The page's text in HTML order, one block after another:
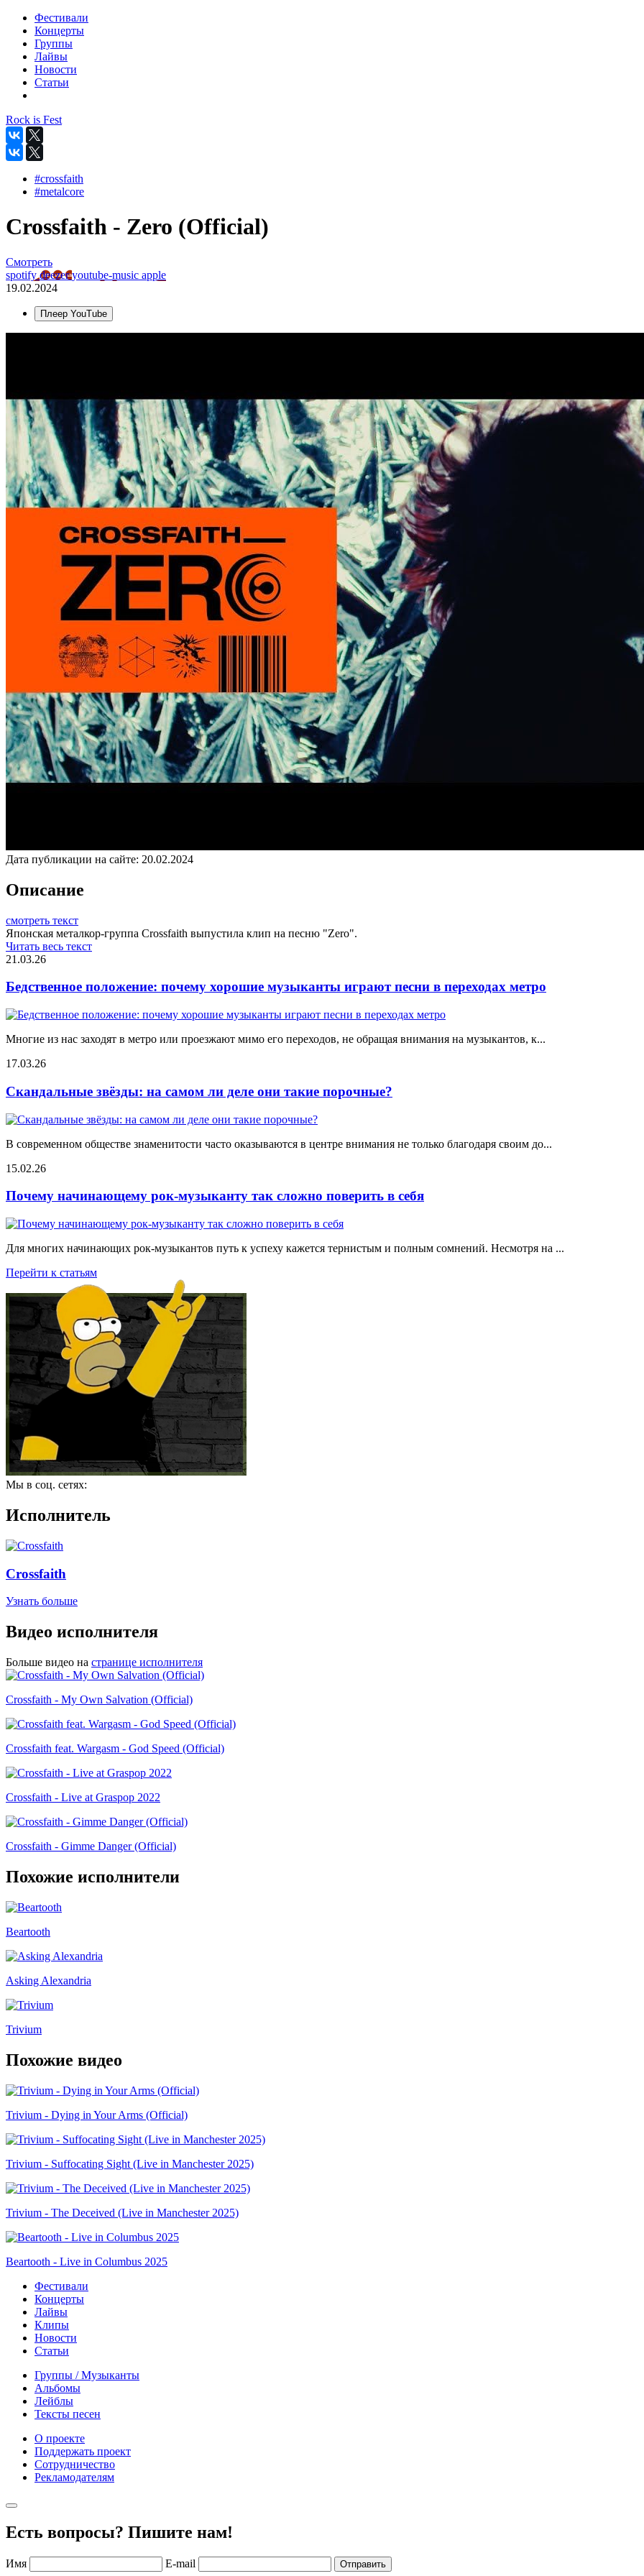
Фестивали
Концерты
Группы
Лайвы
Новости
Статьи
Rock is Fest
#crossfaith
#metalcore
Crossfaith - Zero (Official)
Смотреть
spotifydeezeryoutube-music apple
19.02.2024
Плеер YouTube
Дата публикации на сайте: 20.02.2024
Описание
смотреть текст
Японская металкор-группа Crossfaith выпустила клип на песню "Zero".
Читать весь текст
21.03.26
Бедственное положение: почему хорошие музыканты играют песни в переходах метро
Многие из нас заходят в метро или проезжают мимо его переходов, не обращая внимания на музыкантов, к...
17.03.26
Скандальные звёзды: на самом ли деле они такие порочные?
В современном обществе знаменитости часто оказываются в центре внимания не только благодаря своим до...
15.02.26
Почему начинающему рок-музыканту так сложно поверить в себя
Для многих начинающих рок-музыкантов путь к успеху кажется тернистым и полным сомнений. Несмотря на ...
Перейти к статьям
Мы в соц. сетях:
Исполнитель
Crossfaith
Узнать больше
Видео исполнителя
Больше видео на странице исполнителя
Crossfaith - My Own Salvation (Official)
Crossfaith feat. Wargasm - God Speed (Official)
Crossfaith - Live at Graspop 2022
Crossfaith - Gimme Danger (Official)
Похожие исполнители
Beartooth
Asking Alexandria
Trivium
Похожие видео
Trivium - Dying in Your Arms (Official)
Trivium - Suffocating Sight (Live in Manchester 2025)
Trivium - The Deceived (Live in Manchester 2025)
Beartooth - Live in Columbus 2025
Фестивали
Концерты
Лайвы
Клипы
Новости
Статьи
Группы / Музыканты
Альбомы
Лейблы
Тексты песен
О проекте
Поддержать проект
Сотрудничество
Рекламодателям
Есть вопросы? Пишите нам!
Имя E-mail